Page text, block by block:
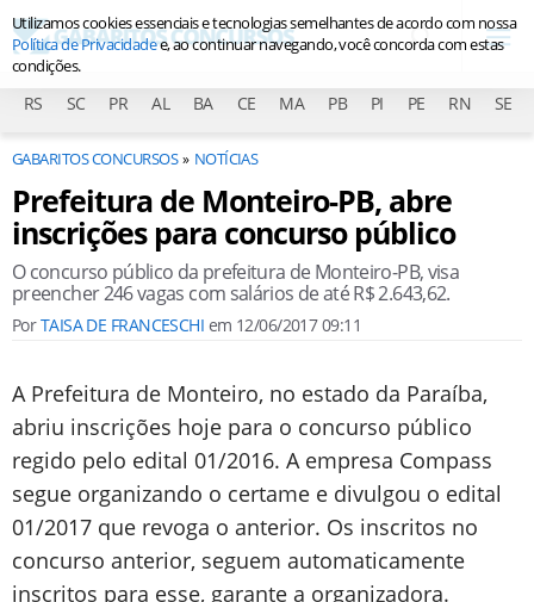
RS SC PR AL BA CE MA PB PI PE RN SE
GABARITOS CONCURSOS NOTÍCIAS
Prefeitura de Monteiro-PB, abre
inscrições para concurso público
O concurso público da prefeitura de Monteiro-PB, visa
preencher 246 vagas com salários de até R$ 2.643,62.
PorTAISA DE FRANCESCHI em 12/06/2017 09:11
A Prefeitura de Monteiro, no estado da Paraíba,
abriu inscrições hoje para o concurso público
regido pelo edital 01/2016. A empresa Compass
segue organizando o certame e divulgou o edital
01/2017 que revoga o anterior. Os inscritos no
concurso anterior, seguem automaticamente
inscritos para esse, garante a organizadora.
Utilizamos cookies essenciais e tecnologias semelhantes de acordo com nossa
Política de Privacidadee, ao continuar navegando, você concorda com estas
condições.